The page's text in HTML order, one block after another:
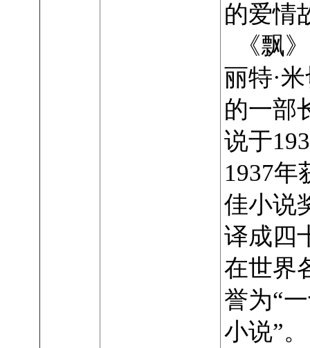
的爱情
《飘
丽特·
的一部
说于
1937年
佳小说
译成四
在世界
誉为“
小说”。